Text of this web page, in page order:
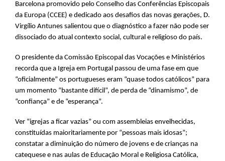
Barcelona promovido pelo Conselho das Conferências Episcopais
da Europa (CCEE) e dedicado aos desafios das novas gerações, D.
Virgílio Antunes salientou que o diagnóstico a fazer não pode ser
dissociado do atual contexto social, cultural e religioso do país.
O presidente da Comissão Episcopal das Vocações e Ministérios
recorda que a Igreja em Portugal passou de uma fase em que
“oficialmente” os portugueses eram “quase todos católicos” para
um momento “bastante difícil”, de perda de “dinamismo”, de
“confiança” e de “esperança”.
Ver “igrejas a ficar vazias” ou com assembleias envelhecidas,
constituídas maioritariamente por “pessoas mais idosas”;
constatar a diminuição do número de jovens e de crianças na
catequese e nas aulas de Educação Moral e Religiosa Católica,